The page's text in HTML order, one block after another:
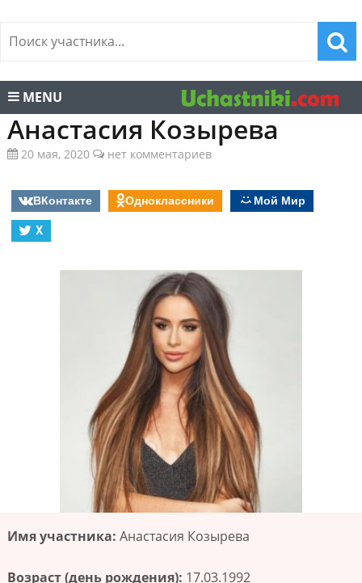
MENU
Анастасия Козырева
20 мая, 2020 нет комментариев
ВКонтакте Одноклассники
Мой Мир
X
Имя участника: Анастасия Козырева
Возраст (день рождения): 17.03.1992